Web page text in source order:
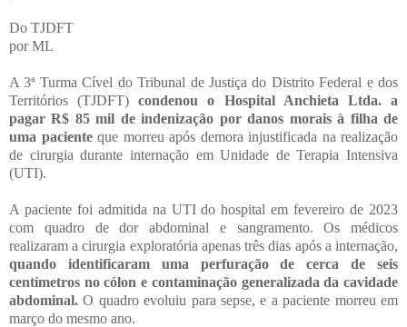
Do TJDFT
por ML
A 3ª Turma Cível do Tribunal de Justiça do Distrito Federal e dos
Territórios (TJDFT)condenou o Hospital Anchieta Ltda. a
pagar R$ 85 mil de indenização por danos morais à filha de
uma pacienteque morreu após demora injustificada na realização
de cirurgia durante internação em Unidade de Terapia Intensiva
(UTI).
A paciente foi admitida na UTI do hospital em fevereiro de 2023
com quadro de dor abdominal e sangramento. Os médicos
realizaram a cirurgia exploratória apenas três dias após a internação,
quando identificaram uma perfuração de cerca de seis
centímetros no cólon e contaminação generalizada da cavidade
abdominal. O quadro evoluiu para sepse, e a paciente morreu em
março do mesmo ano.